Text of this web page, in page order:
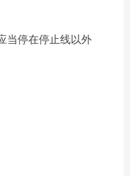
当停在停止线以外